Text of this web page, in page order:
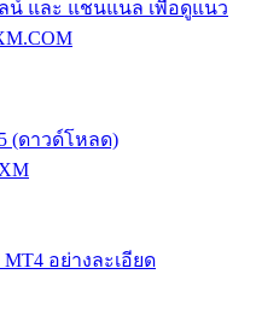
น์ และ แชนแนล เพื่อดูแนว
(ดาวด์โหลด)
อย่างละเอียด